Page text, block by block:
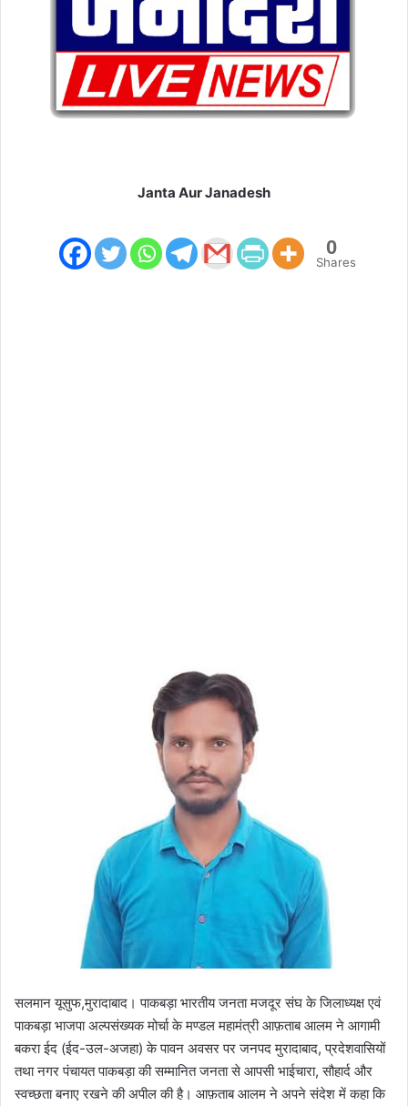
Janta Aur Janadesh
0
Shares
सलमान यूसुफ,मुरादाबाद। पाकबड़ा भारतीय जनता मजदूर संघ के जिलाध्यक्ष एवं
पाकबड़ा भाजपा अल्पसंख्यक मोर्चा के मण्डल महामंत्री आफ़ताब आलम ने आगामी
बकरा ईद (ईद-उल-अजहा) के पावन अवसर पर जनपद मुरादाबाद, प्रदेशवासियों
तथा नगर पंचायत पाकबड़ा की सम्मानित जनता से आपसी भाईचारा, सौहार्द और
स्वच्छता बनाए रखने की अपील की है। आफ़ताब आलम ने अपने संदेश में कहा कि